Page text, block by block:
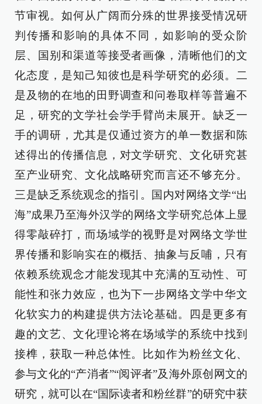
节审视。如何从广阔而分殊的世界接受情况研
判传播和影响的具体不同，如影响的受众阶
层、国别和渠道等接受者画像，清晰他们的文
化态度，是知己知彼也是科学研究的必须。二
是及物的在地的田野调查和问卷取样等普遍不
足，研究的文学社会学手臂尚未展开。缺乏一
手的调研，尤其是仅通过资方的单一数据和陈
述得出的传播信息，对文学研究、文化研究甚
至产业研究、文化战略研究而言还不够充分。
三是缺乏系统观念的指引。国内对网络文学“出
海”成果乃至海外汉学的网络文学研究总体上显
得零敲碎打，而场域学的视野是对网络文学世
界传播和影响实在的概括、抽象与反哺，只有
依赖系统观念才能发现其中充满的互动性、可
能性和张力效应，也为下一步网络文学中华文
化软实力的构建提供方法论基础。四是更多有
趣的文艺、文化理论将在场域学的系统中找到
接榫，获取一种总体性。比如作为粉丝文化、
参与文化的“产消者”“阅评者”及海外原创网文的
研究，就可以在“国际读者和粉丝群”的研究中获